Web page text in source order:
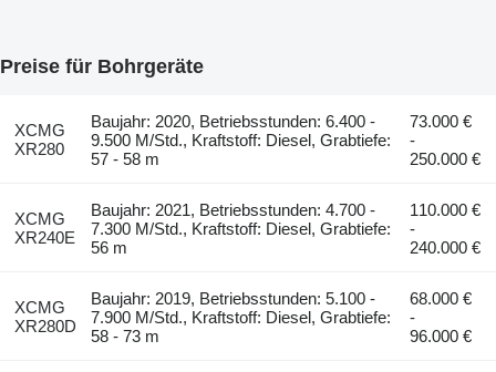
Preise für Bohrgeräte
XCMG
XR280
Baujahr: 2020, Betriebsstunden: 6.400 -
9.500 M/Std., Kraftstoff: Diesel, Grabtiefe:
57 - 58 m
73.000 €
-
250.000 €
XCMG
XR240E
Baujahr: 2021, Betriebsstunden: 4.700 -
7.300 M/Std., Kraftstoff: Diesel, Grabtiefe:
56 m
110.000 €
-
240.000 €
XCMG
XR280D
Baujahr: 2019, Betriebsstunden: 5.100 -
7.900 M/Std., Kraftstoff: Diesel, Grabtiefe:
58 - 73 m
68.000 €
-
96.000 €